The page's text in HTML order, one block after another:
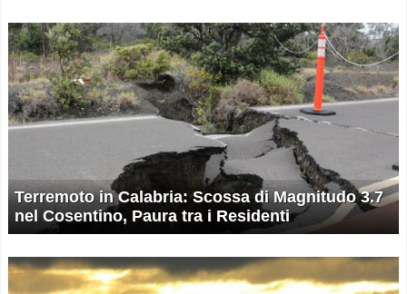
Terremoto in Calabria: Scossa di Magnitudo 3.7
nel Cosentino, Paura tra i Residenti